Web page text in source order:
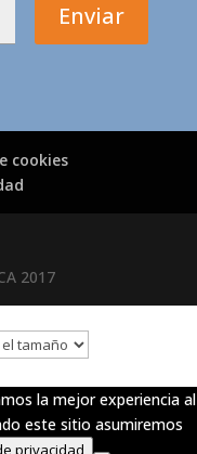
Enviar
cookies
2017
la mejor experiencia al
este sitio asumiremos
privacidad